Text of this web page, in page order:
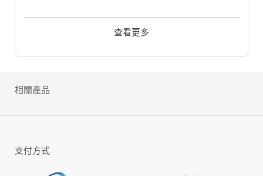
幣。它是台灣、香港、中國和日本遊戲玩家最
MMORPG，它在全球範圍內提供數字遊戲，
Gash Points 用於與遊戲橘子無關的其他公司的
查看更多
相關產品
支付方式